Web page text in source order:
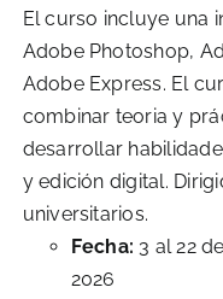
El curso incluye una
Adobe Photoshop,
Adobe Express. El
combinar teoria y
desarrollar
y edición digital.
universitarios.
Fecha: 3 al 22
2026